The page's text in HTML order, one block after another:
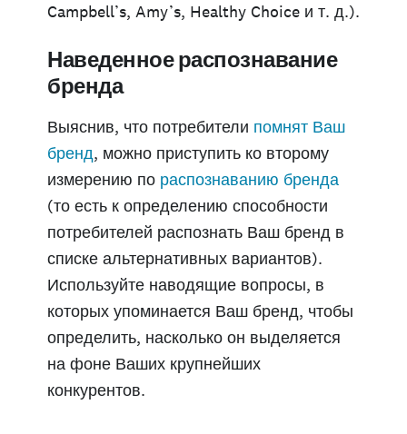
Campbell’s, Amy’s, Healthy Choice и т. д.).
Наведенное распознавание
бренда
Выяснив, что потребители помнят Ваш
бренд, можно приступить ко второму
измерению по распознаванию бренда
(то есть к определению способности
потребителей распознать Ваш бренд в
списке альтернативных вариантов).
Используйте наводящие вопросы, в
которых упоминается Ваш бренд, чтобы
определить, насколько он выделяется
на фоне Ваших крупнейших
конкурентов.